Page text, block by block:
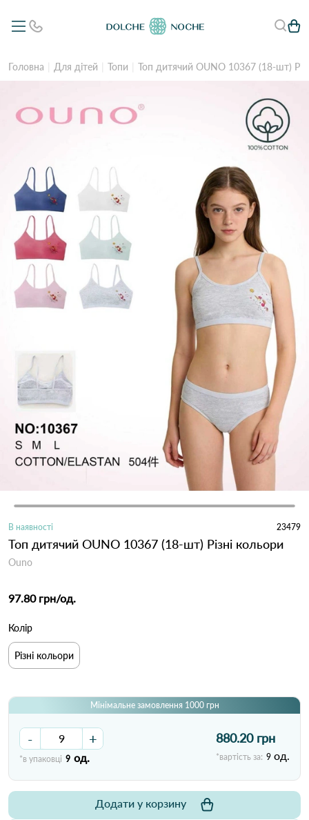
Головна Для дітей Топи Топ дитячий OUNO 10367 (18-шт)
В наявності 23479
Топ дитячий OUNO 10367 (18-шт) Різні кольори
Ouno
97.80 грн/од.
Колір
Різні кольори
Мінімальне замовлення 1000 грн
- +
*в упаковці 9 од.
880.20 грн
*вартість за: 9 од.
Додати у корзину